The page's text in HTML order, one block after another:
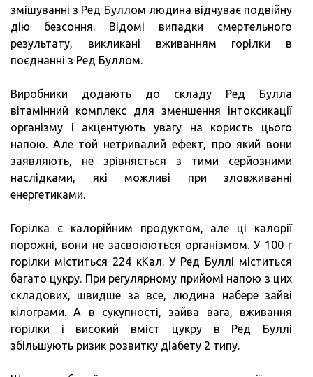
змішуванні з Ред Буллом людина відчуває подвійну
дію безсоння. Відомі випадки смертельного
результату, викликані вживанням горілки в
поєднанні з Ред Буллом.
Виробники додають до складу Ред Булла
вітамінний комплекс для зменшення інтоксикації
організму і акцентують увагу на користь цього
напою. Але той нетривалий ефект, про який вони
заявляють, не зрівняється з тими серйозними
наслідками, які можливі при зловживанні
енергетиками.
Горілка є калорійним продуктом, але ці калорії
порожні, вони не засвоюються організмом. У 100 г
горілки міститься 224 кКал. У Ред Буллі міститься
багато цукру. При регулярному прийомі напою з цих
складових, швидше за все, людина набере зайві
кілограми. А в сукупності, зайва вага, вживання
горілки і високий вміст цукру в Ред Буллі
збільшують ризик розвитку діабету 2 типу.